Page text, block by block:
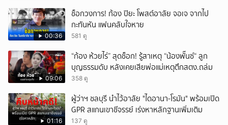
00:36
ช็อกวงการ! ก้อง ปิยะ โพสต์อาลัย จอเจ จากไป
กะทันหัน แฟนคลับใจหาย
581 ดู
09:06
“ก้อง ห้วยไร่” สุดช็อก! รู้สาเหตุ “น้องพั๊นซ์“ ลูก
บุญธรรมดับ หลังเคยเสียพ่อแม่เหตุตึกสตง.ถล่ม
358 ดู
01:16
ผู้ว่าฯ ชลบุรี นำไว้อาลัย "ไดอานา-โรมัน" พร้อมเปิด
GPR สแกนเขาชีจรรย์ เร่งหาหลักฐานเพิ่มเติม
137 ดู